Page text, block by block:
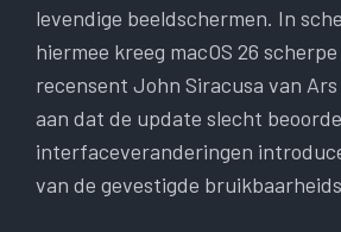
levendige beeldschermen. In
hiermee kreeg macOS 26
recensent John Siracusa van
aan dat de update slecht
interfaceveranderingen
van de gevestigde